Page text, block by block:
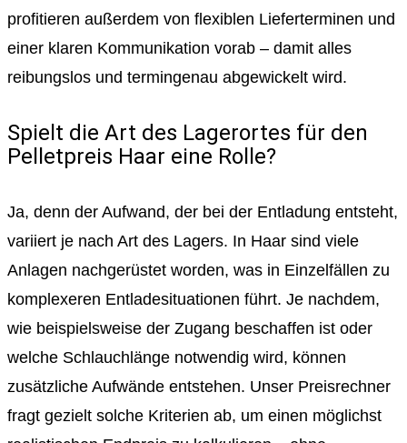
profitieren außerdem von flexiblen Lieferterminen und
einer klaren Kommunikation vorab – damit alles
reibungslos und termingenau abgewickelt wird.
Spielt die Art des Lagerortes für den
Pelletpreis Haar eine Rolle?
Ja, denn der Aufwand, der bei der Entladung entsteht,
variiert je nach Art des Lagers. In Haar sind viele
Anlagen nachgerüstet worden, was in Einzelfällen zu
komplexeren Entladesituationen führt. Je nachdem,
wie beispielsweise der Zugang beschaffen ist oder
welche Schlauchlänge notwendig wird, können
zusätzliche Aufwände entstehen. Unser Preisrechner
fragt gezielt solche Kriterien ab, um einen möglichst